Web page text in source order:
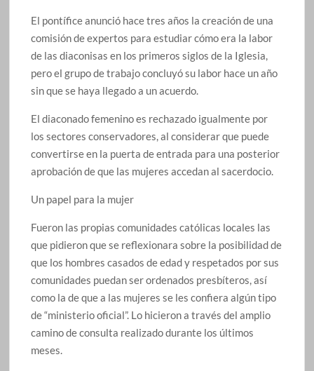
El pontífice anunció hace tres años la creación de una
comisión de expertos para estudiar cómo era la labor
de las diaconisas en los primeros siglos de la Iglesia,
pero el grupo de trabajo concluyó su labor hace un año
sin que se haya llegado a un acuerdo.
El diaconado femenino es rechazado igualmente por
los sectores conservadores, al considerar que puede
convertirse en la puerta de entrada para una posterior
aprobación de que las mujeres accedan al sacerdocio.
Un papel para la mujer
Fueron las propias comunidades católicas locales las
que pidieron que se reflexionara sobre la posibilidad de
que los hombres casados de edad y respetados por sus
comunidades puedan ser ordenados presbíteros, así
como la de que a las mujeres se les confiera algún tipo
de “ministerio oficial”. Lo hicieron a través del amplio
camino de consulta realizado durante los últimos
meses.